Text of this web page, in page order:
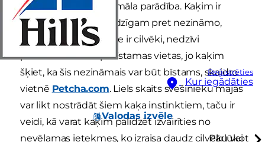
Reģistrēties
Kur iegādāties
Valodas izvēle
Pārlūkot
cilvēku grupas, ir normāla parādība. Kaķim ir
instinktīvi būt piesardzīgam pret nezināmo,
neatkarīgi no tā, vai tie ir cilvēki, nedzīvi
priekšmeti vai nepazīstamas vietas, jo kaķim
šķiet, ka šis nezināmais var būt bīstams, skaidro
vietnē Petcha.com. Liels skaits svešinieku mājās
var likt nostrādāt šiem kaķa instinktiem, taču ir
veidi, kā varat kaķim palīdzēt izvairīties no
nevēlamas ietekmes, ko izraisa daudz cilvēku vai